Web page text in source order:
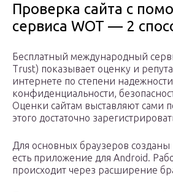
Проверка сайта с
сервиса WOT — 2
Бесплатный международный
Trust) показывает оценку и
интернете по степени
конфиденциальности,
Оценки сайтам выставляют сами
этого достаточно
Для основных браузеров
есть приложение для Android.
происходит через расширение